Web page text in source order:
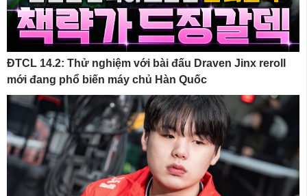
ĐTCL 14.2: Thử nghiệm với bài đấu Draven Jinx reroll
mới đang phổ biến máy chủ Hàn Quốc